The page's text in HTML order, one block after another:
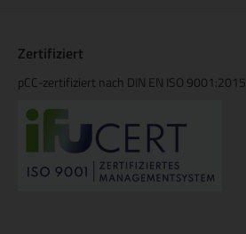
Zertifiziert
pCC-zertifiziert nach DIN EN ISO 9001:2015